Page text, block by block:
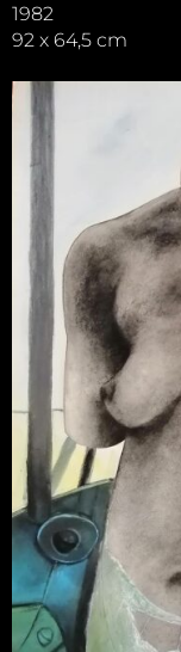
1982
92 x 64,5 cm